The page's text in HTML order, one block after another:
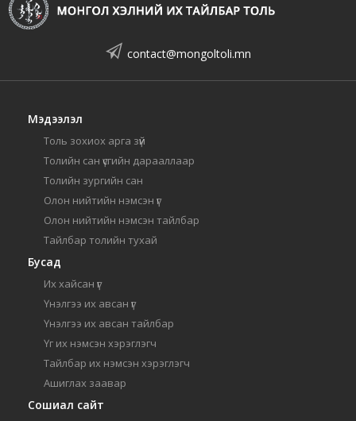
contact@mongoltoli.mn
Мэдээлэл
Толь зохиох арга зүй
Толийн сан үсгийн дарааллаар
Толийн зургийн сан
Олон нийтийн нэмсэн үг
Олон нийтийн нэмсэн тайлбар
Тайлбар толийн тухай
Бусад
Их хайсан үг
Үнэлгээ их авсан үг
Үнэлгээ их авсан тайлбар
Үг их нэмсэн хэрэглэгч
Тайлбар их нэмсэн хэрэглэгч
Ашиглах заавар
Сошиал сайт